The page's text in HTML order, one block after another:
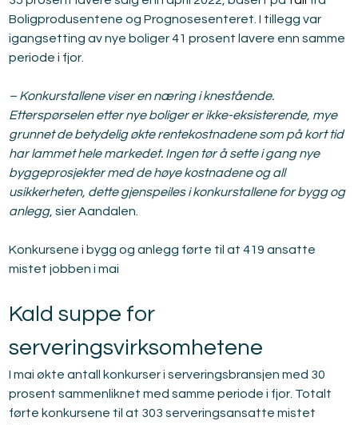
Boligprodusentene og Prognosesenteret. I tillegg var
igangsetting av nye boliger 41 prosent lavere enn samme
periode i fjor.
– Konkurstallene viser en næring i knestående.
Etterspørselen etter nye boliger er ikke-eksisterende, mye
grunnet de betydelig økte rentekostnadene som på kort tid
har lammet hele markedet. Ingen tør å sette i gang nye
byggeprosjekter med de høye kostnadene og all
usikkerheten, dette gjenspeiles i konkurstallene for bygg og
anlegg, sier Aandalen.
Konkursene i bygg og anlegg førte til at 419 ansatte
mistet jobben i mai
Kald suppe for
serveringsvirksomhetene
I mai økte antall konkurser i serveringsbransjen med 30
prosent sammenliknet med samme periode i fjor. Totalt
førte konkursene til at 303 serveringsansatte mistet